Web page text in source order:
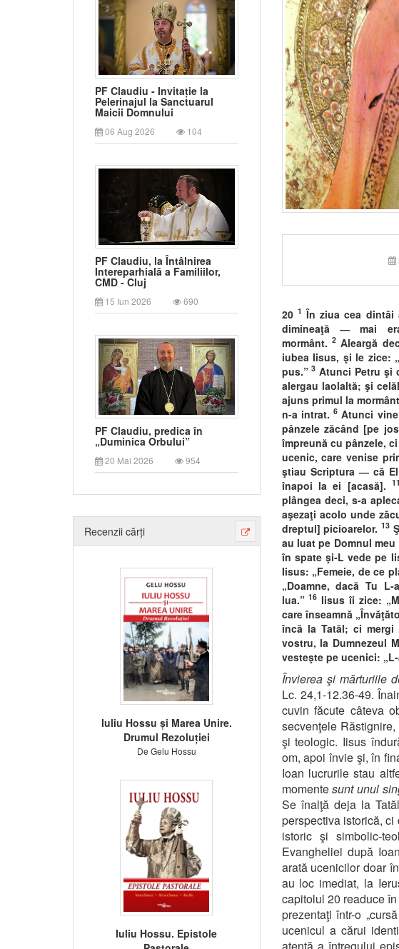
PF Claudiu - Invitație la
Pelerinajul la Sanctuarul
Maicii Domnului
06 Aug 2026 104
PF Claudiu, la Întâlnirea
Intereparhială a Familiilor,
CMD - Cluj
15 Iun 2026 690
PF Claudiu, predica în
„Duminica Orbului”
20 Mai 2026 954
Recenzii cărți
Iuliu Hossu și Marea Unire.
Drumul Rezoluției
De Gelu Hossu
Iuliu Hossu. Epistole
20 1 În ziua cea dintâi
dimineaţă ― mai
mormânt. 2Aleargă
iubea Iisus, şi le zice:
pus.”3 Atunci Petru şi
alergau laolaltă; şi
ajuns primul la
n-a intrat. 6Atunci vine
pânzele zăcând [pe
împreună cu pânzele,
ucenic, care venise
ştiau Scriptura ― că
înapoi la ei [acasă].
plângea deci, s-a
aşezaţi acolo unde
dreptul] picioarelor.13
au luat pe Domnul
în spate şi-L vede pe
Iisus: „Femeie, de ce
„Doamne, dacă Tu
lua.”16 Iisus îi zice:
care înseamnă
încă la Tatăl; ci
vostru, la Dumnezeul
vesteşte pe ucenici:
Învierea şi mărturiile
Lc. 24,1-12.36-49.
cuvin făcute câteva
secvenţele
şi teologic. Iisus
om, apoi învie şi, în
Ioan lucrurile stau
momentesunt unul
Se înalţă deja la
perspectiva istorică,
istoric şi simbolic-
Evangheliei după
arată ucenicilor doar
au loc imediat, la
capitolul 20 readuce
prezentaţi într-o
ucenicul a cărui
atentă a întregului